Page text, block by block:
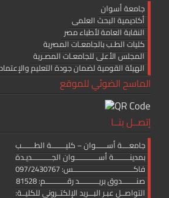
جامعة أسوان
أكاديمية البحث العلمى
النقابة العامة لأطباء مصر
كليات الطـب بالجامعـات المصرية
المجلس الأعلى للجامعـات المصـرية
الهيئة القومية لضمان جودة التعليم والإعتماد
الماسح الضوئي للموقع
إتصــل بنــا
جامعــــة أســــــوان – كليــــــــة الطـــــــب
بمدينـــــــــة أســـــــــــــوان الجـــــــــــديـدة
فاكــــــــــــــــــــــــــــــــــس: 097/2430767
صنــــــــدوق بريـــــــــــد رقــــــــــــم: 81528
التواصــل عبـر البـــريد الإلكتــرونى للكليــة: